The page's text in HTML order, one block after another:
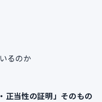
るのか
正当性の証明」そのもの